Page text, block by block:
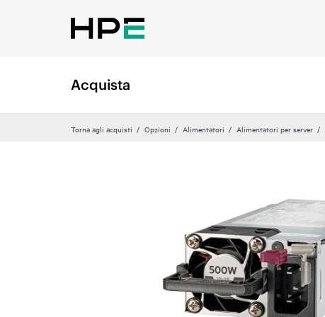
Acquista
Torna agli acquisti Opzioni Alimentatori Alimentatori per server